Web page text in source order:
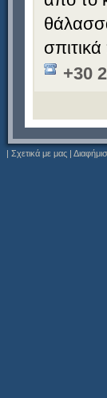
+30
| Σχετικά με μας |